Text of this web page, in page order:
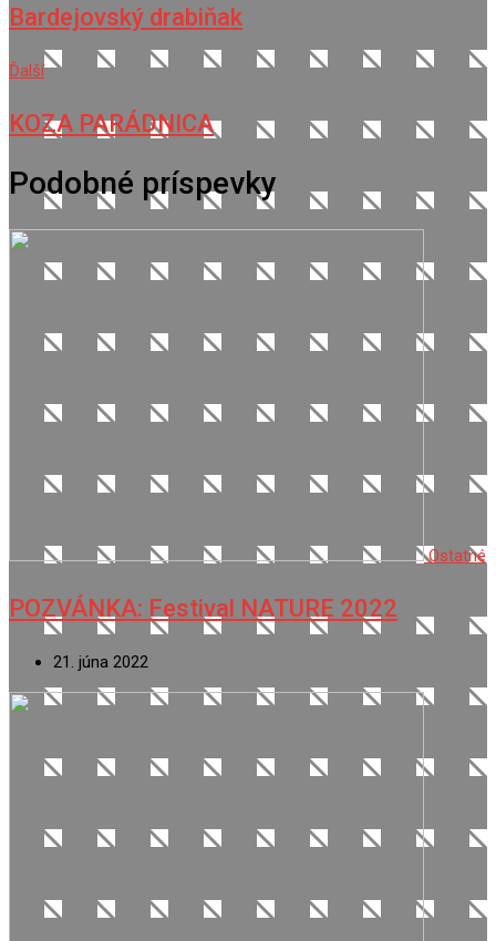
Bardejovský drabiňak
Ďalší
KOZA PARÁDNICA
Podobné príspevky
Ostatné
POZVÁNKA: Festival NATURE 2022
21. júna 2022